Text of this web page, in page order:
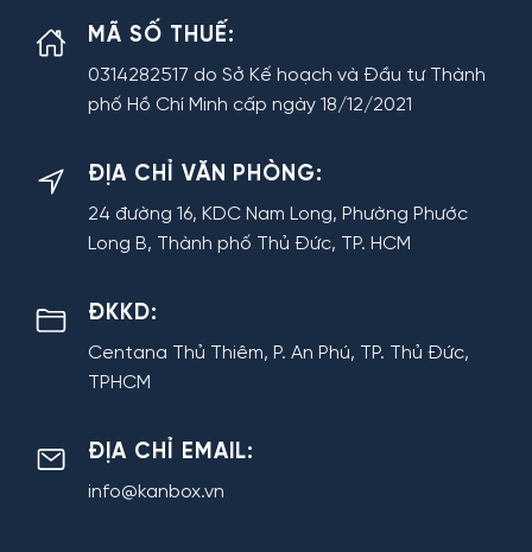
MÃ SỐ THUẾ:
0314282517 do Sở Kế hoạch và Đầu tư Thành
phố Hồ Chí Minh cấp ngày 18/12/2021
ĐỊA CHỈ VĂN PHÒNG:
24 đường 16, KDC Nam Long, Phường Phước
Long B, Thành phố Thủ Đức, TP. HCM
ĐKKD:
Centana Thủ Thiêm, P. An Phú, TP. Thủ Đức,
TPHCM
ĐỊA CHỈ EMAIL:
info@kanbox.vn